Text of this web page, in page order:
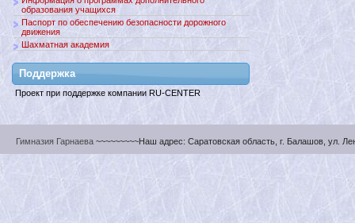
образования учащихся
Паспорт по обеспечению безопасности дорожного
движения
Шахматная академия
Поддержкa
Проект при поддержке компании RU-CENTER
Гимназия Гарнаева ~~~~~~~~~Наш адрес: Саратовская область, г. Балашов, ул.